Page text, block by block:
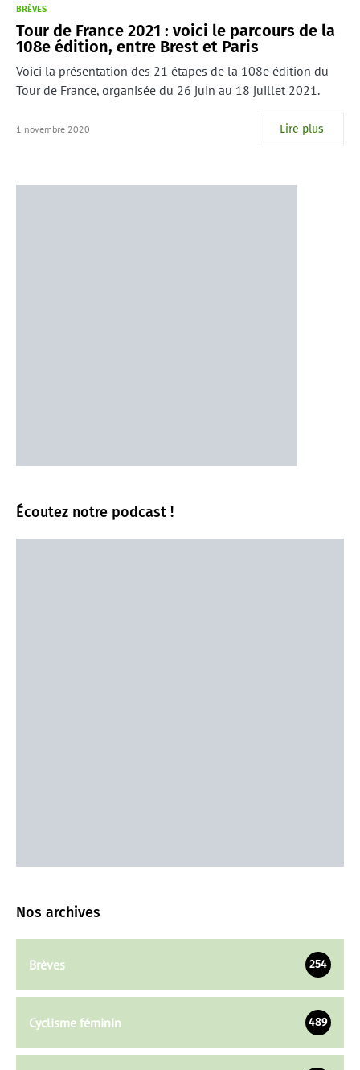
BRÈVES
Tour de France 2021 : voici le parcours de la
108e édition, entre Brest et Paris
Voici la présentation des 21 étapes de la 108e édition du
Tour de France, organisée du 26 juin au 18 juillet 2021.
1 novembre 2020 Lire plus
Écoutez notre podcast !
Nos archives
Brèves 254
Cyclisme féminin 489